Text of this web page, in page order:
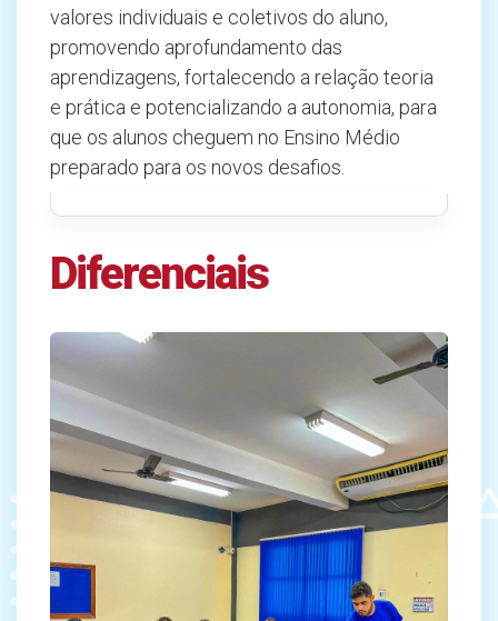
valores individuais e coletivos do aluno,
promovendo aprofundamento das
aprendizagens, fortalecendo a relação teoria
e prática e potencializando a autonomia, para
que os alunos cheguem no Ensino Médio
preparado para os novos desafios.
Diferenciais